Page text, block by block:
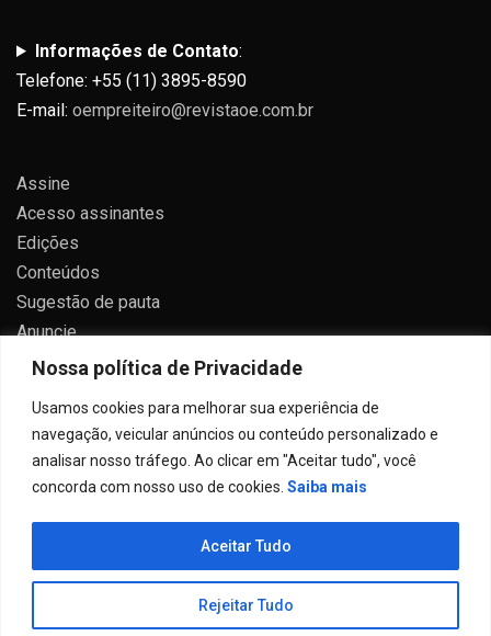
Nossa política de Privacidade
Usamos cookies para melhorar sua experiência de
navegação, veicular anúncios ou conteúdo personalizado e
analisar nosso tráfego. Ao clicar em "Aceitar tudo", você
concorda com nosso uso de cookies. Saiba mais
Rejeitar Tudo
Aceitar Tudo
Informações de Contato:
Telefone: +55 (11) 3895-8590
E-mail: oempreiteiro@revistaoe.com.br
Assine
Acesso assinantes
Edições
Conteúdos
Sugestão de pauta
Anuncie
Contato
Todos direitos reservados 2024.
Proudly powered by WordPress|Theme: Allure News
Candid Themes